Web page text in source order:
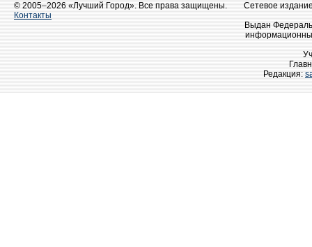
© 2005–2026 «Лучший Город». Все права защищены.
Контакты
Сетевое
Выдан
Редакция: